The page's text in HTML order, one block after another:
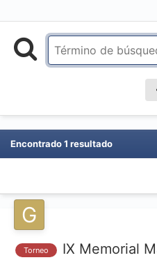
Encontrado 1 resultado
Torneo IX Memorial